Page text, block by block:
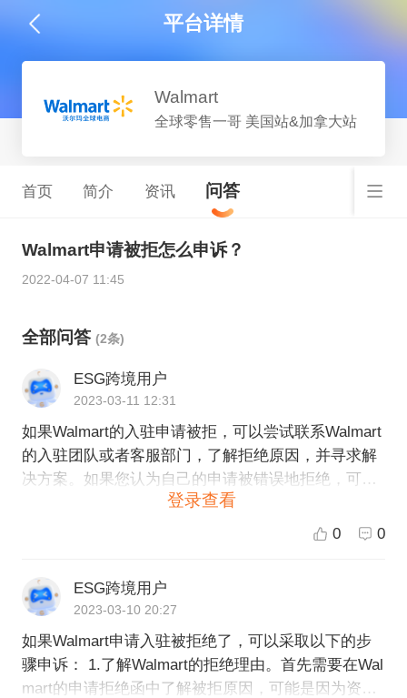
平台详情
Walmart
全球零售一哥 美国站&加拿大站
首页 简介 资讯 问答
Walmart申请被拒怎么申诉？
2022-04-07 11:45
全部问答 (2条)
ESG跨境用户
2023-03-11 12:31
如果Walmart的入驻申请被拒，可以尝试联系Walmart
的入驻团队或者客服部门，了解拒绝原因，并寻求解
决方案。如果您认为自己的申请被错误地拒绝，可以
向Walmart提出申诉。 申诉的具体步骤可能因为Walm
art的政策而有所不同，但通常需要准备一份正式的书
细阅读Walmart的入驻政策和条款，以确保您的申请
符合要求。 如果您需要帮助进行申诉，可以咨询ESG
跨境电商平台的客服人员，他们可以提供专业的指导
并帮助您解决问题。
登录查看
0 0
ESG跨境用户
2023-03-10 20:27
如果Walmart申请入驻被拒绝了，可以采取以下的步
骤申诉： 1.了解Walmart的拒绝理由。首先需要在Wal
mart的申请拒绝函中了解被拒原因，可能是因为资料